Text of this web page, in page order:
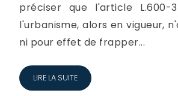
préciser que l'article
l'urbanisme, alors en vigueur,
ni pour effet de frapper...
LIRE LA SUITE